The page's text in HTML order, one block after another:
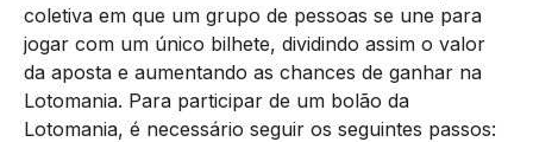
coletiva em que um grupo de pessoas se une para
jogar com um único bilhete, dividindo assim o valor
da aposta e aumentando as chances de ganhar na
Lotomania. Para participar de um bolão da
Lotomania, é necessário seguir os seguintes passos: